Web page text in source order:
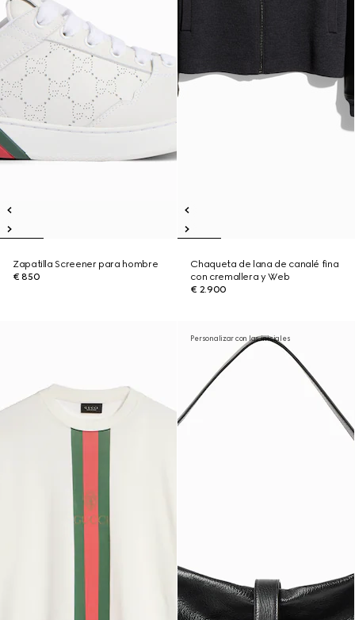
Zapatilla Screener para hombre
€ 850
Chaqueta de lana de canalé fina
con cremallera y Web
€ 2.900
Personalizar con las iniciales